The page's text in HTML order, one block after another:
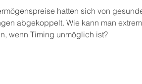
hatten sich von
abgekoppelt. Wie kann man
wenn Timing unmöglich ist?